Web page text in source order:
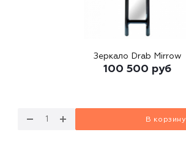
Зеркало Drab Mirrow
100 500 руб
В корзину